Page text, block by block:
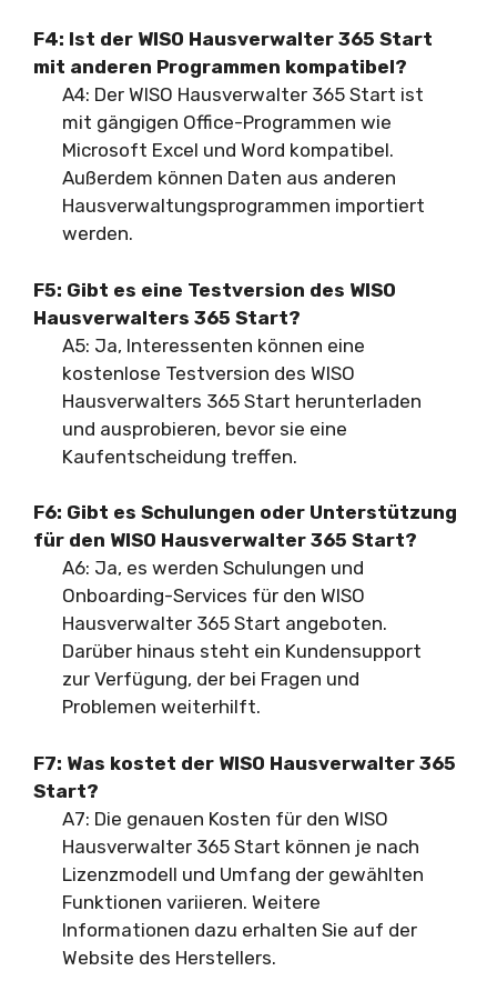
F4: Ist der WISO Hausverwalter 365 Start
mit anderen Programmen kompatibel?
A4: Der WISO Hausverwalter 365 Start ist
mit gängigen Office-Programmen wie
Microsoft Excel und Word kompatibel.
Außerdem können Daten aus anderen
Hausverwaltungsprogrammen importiert
werden.
F5: Gibt es eine Testversion des WISO
Hausverwalters 365 Start?
A5: Ja, Interessenten können eine
kostenlose Testversion des WISO
Hausverwalters 365 Start herunterladen
und ausprobieren, bevor sie eine
Kaufentscheidung treffen.
F6: Gibt es Schulungen oder Unterstützung
für den WISO Hausverwalter 365 Start?
A6: Ja, es werden Schulungen und
Onboarding-Services für den WISO
Hausverwalter 365 Start angeboten.
Darüber hinaus steht ein Kundensupport
zur Verfügung, der bei Fragen und
Problemen weiterhilft.
F7: Was kostet der WISO Hausverwalter 365
Start?
A7: Die genauen Kosten für den WISO
Hausverwalter 365 Start können je nach
Lizenzmodell und Umfang der gewählten
Funktionen variieren. Weitere
Informationen dazu erhalten Sie auf der
Website des Herstellers.